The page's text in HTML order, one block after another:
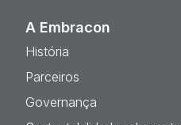
A Embracon
História
Parceiros
Governança